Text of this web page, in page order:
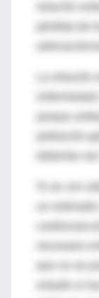
pérdida de
porque
población